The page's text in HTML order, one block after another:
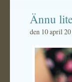
Ännu
den 10 april